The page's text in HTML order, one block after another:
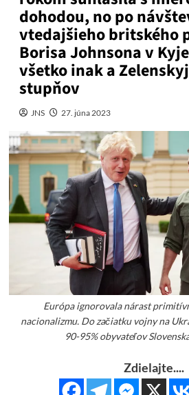
dohodou, no po
vtedajšieho britského
Borisa Johnsona v
všetko inak a
stupňov
JNS 27. júna 2023
Európa ignorovala nárast
nacionalizmu. Do začiatku vojny na
90-95% obyvateľov
Zdielajte....